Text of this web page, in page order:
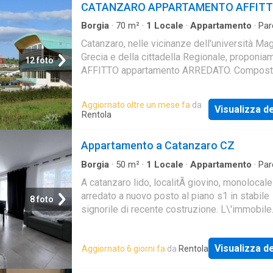
12 foto
CATANZARO APPARTAMENTO
Borgia · 70 m² · 1 Locale · Appartamento ·
Catanzaro, nelle vicinanze dell'università
Grecia e della cittadella Regionale,
AFFITTO appartamento ARREDATO.
matrimoniale, bagno. Posto al piano
per specializzandi. Possiede inoltre posto
informazioni ed eventuale visione: * Non
contattarci anche per altre opportunità
come per eventuali permute, consulenza di
locazione SENZA IMPEGNO del tuo immobile.
Siamo a tua completa disposizione!
Aggiornato oltre un mese fa da
Rentola
Visualizza
8 foto
Appartamento a Catanzaro CZ
Borgia · 50 m² · 1 Locale · Appartamento ·
A catanzaro lido, localitÃ giovino, monolocale
arredato a nuovo posto al piano s1 in stabile
signorile di recente costruzione. L\'immobile
con ampie vetrate che danno accesso alla
esterna ad uso esclusivo, angolo cottura e
Aggiornato 6 giorni fa da Rentola Visualizza